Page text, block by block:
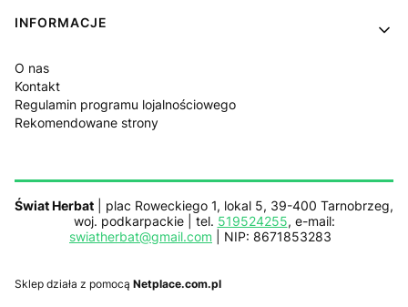
INFORMACJE
O nas
Kontakt
Regulamin programu lojalnościowego
Rekomendowane strony
Świat Herbat | plac Roweckiego 1, lokal 5, 39-400 Tarnobrzeg,
woj. podkarpackie | tel. 519524255, e-mail:
swiatherbat@gmail.com | NIP: 8671853283
Sklep działa z pomocą Netplace.com.pl